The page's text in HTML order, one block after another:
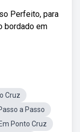
Perfeito, para
bordado em
Cruz
a Passo
Ponto Cruz